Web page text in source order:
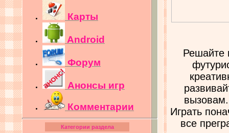
Карты
Android
Форум
Анонсы игр
Комментарии
Категории раздела
Решайте
Играть
все